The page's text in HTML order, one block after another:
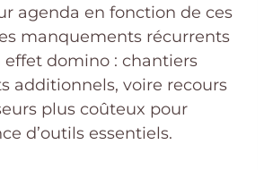
agenda en fonction de ces
manquements récurrents
domino : chantiers
additionnels, voire recours
plus coûteux pour
d’outils essentiels.